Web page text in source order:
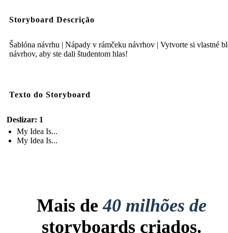
Storyboard Descrição
Šablóna návrhu | Nápady v rámčeku návrhov | Vytvorte si vlastné
návrhov, aby ste dali študentom hlas!
Texto do Storyboard
Deslizar: 1
My Idea Is...
My Idea Is...
Mais de40 milhões de
storyboards criados.